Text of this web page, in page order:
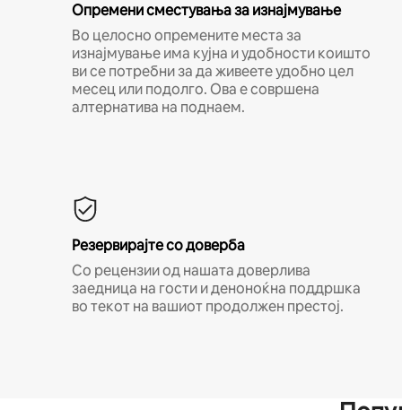
Опремени сместувања за изнајмување
Во целосно опремените места за
изнајмување има кујна и удобности коишто
ви се потребни за да живеете удобно цел
месец или подолго. Ова е совршена
алтернатива на поднаем.
Резервирајте со доверба
Со рецензии од нашата доверлива
заедница на гости и деноноќна поддршка
во текот на вашиот продолжен престој.